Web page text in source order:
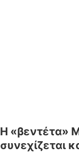
Η «βεντέτα»
συνεχίζεται